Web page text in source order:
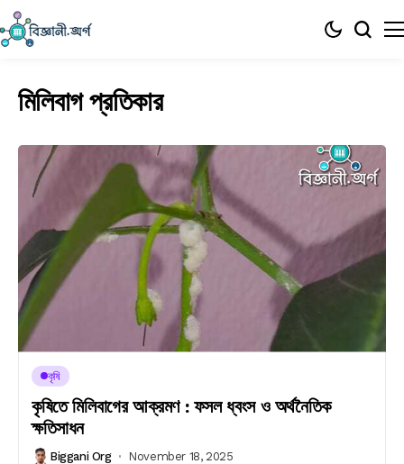
মিলিবাগ প্রতিকার
কৃষি
কৃষিতে মিলিবাগের আক্রমণ : ফসল ধ্বংস ও অর্থনৈতিক
ক্ষতিসাধন
Biggani Org November 18, 2025